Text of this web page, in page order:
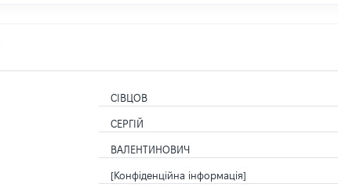
СІВЦОВ
СЕРГІЙ
ВАЛЕНТИНОВИЧ
[Конфіденційна інформація]